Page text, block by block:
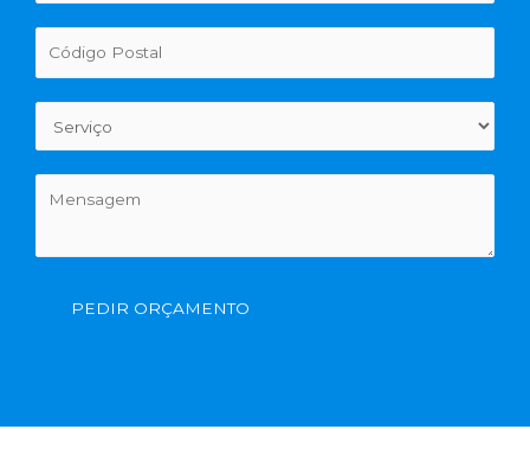
PEDIR ORÇAMENTO